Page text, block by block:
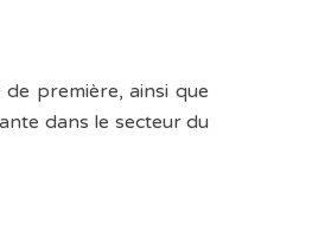
première, ainsi que
dans le secteur du